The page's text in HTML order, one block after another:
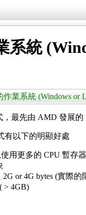
系統
作業系統 (Windows or
最先由 AMD 發展
有以下的明顯好處
用更多的 CPU 暫存
or 4G bytes (實際
> 4GB)